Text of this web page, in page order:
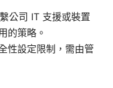
公司 IT 支援或裝置
的策略。
性設定限制，需由管